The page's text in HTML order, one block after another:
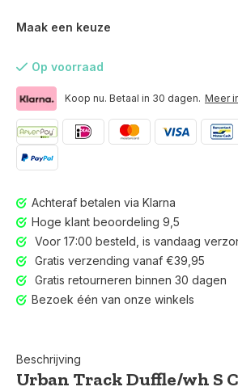
Maak een keuze
Op voorraad
Koop nu. Betaal in 30 dagen. Meer
Achteraf betalen via Klarna
Hoge klant beoordeling 9,5
Voor 17:00 besteld, is vandaag
Gratis verzending vanaf €39,95
Gratis retourneren binnen 30 dagen
Bezoek één van onze winkels
Beschrijving
Urban Track Duffle/wh S